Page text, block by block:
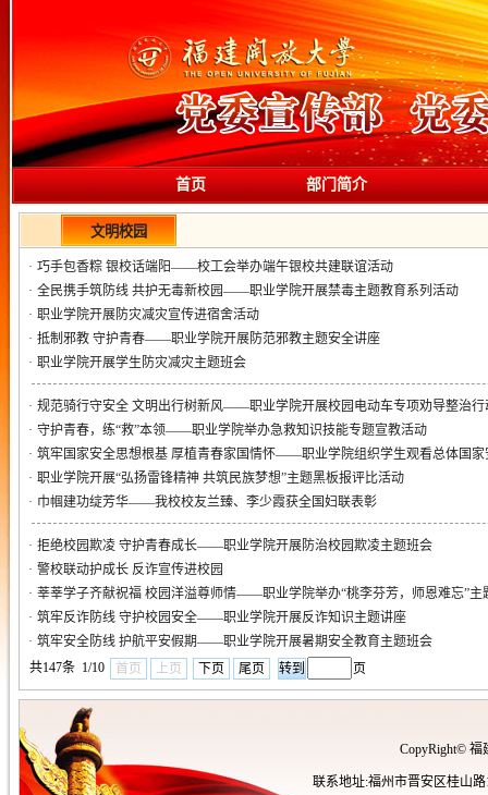
首页 部门简介
文明校园
· 巧手包香粽 银校话端阳——校工会举办端午银校共建联谊活动
· 全民携手筑防线 共护无毒新校园——职业学院开展禁毒主题教育系列活动
· 职业学院开展防灾减灾宣传进宿舍活动
· 抵制邪教 守护青春——职业学院开展防范邪教主题安全讲座
· 职业学院开展学生防灾减灾主题班会
· 规范骑行守安全 文明出行树新风——职业学院开展校园电动车专项劝导整治行
· 守护青春，练“救”本领——职业学院举办急救知识技能专题宣教活动
· 筑牢国家安全思想根基 厚植青春家国情怀——职业学院组织学生观看总体国家
· 职业学院开展“弘扬雷锋精神 共筑民族梦想”主题黑板报评比活动
· 巾帼建功绽芳华——我校校友兰臻、李少霞获全国妇联表彰
· 拒绝校园欺凌 守护青春成长——职业学院开展防治校园欺凌主题班会
· 警校联动护成长 反诈宣传进校园
· 莘莘学子齐献祝福 校园洋溢尊师情——职业学院举办“桃李芬芳，师恩难忘”主
· 筑牢反诈防线 守护校园安全——职业学院开展反诈知识主题讲座
· 筑牢安全防线 护航平安假期——职业学院开展暑期安全教育主题班会
共147条 1/10
首页 上页 下页 尾页 页
CopyRight©
联系地址:福州市晋安区桂山